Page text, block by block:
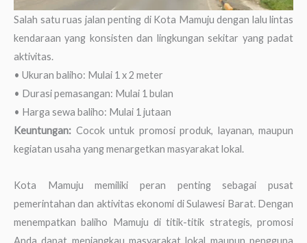
Salah satu ruas jalan penting di Kota Mamuju dengan lalu lintas
kendaraan yang konsisten dan lingkungan sekitar yang padat
aktivitas.
• Ukuran baliho: Mulai 1 x 2 meter
• Durasi pemasangan: Mulai 1 bulan
• Harga sewa baliho: Mulai 1 jutaan
Keuntungan: Cocok untuk promosi produk, layanan, maupun
kegiatan usaha yang menargetkan masyarakat lokal.
Kota Mamuju memiliki peran penting sebagai pusat
pemerintahan dan aktivitas ekonomi di Sulawesi Barat. Dengan
menempatkan baliho Mamuju di titik-titik strategis, promosi
Anda dapat menjangkau masyarakat lokal maupun pengguna